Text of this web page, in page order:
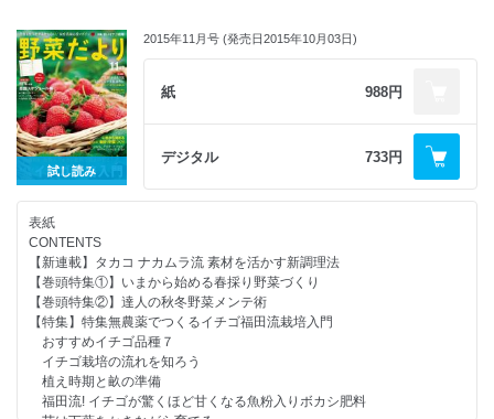
ネキリムシ類
ヨトウムシ類
ウリハムシ
疫病
うどんこ病
つる割れ病
べと病
青枯病
四季の万華鏡
【別冊付録】ガッテン農法流 究極の土づくり講座
【連載】西村和雄さんの畑の食いしん坊教室
【連載】家庭菜園の達人 福田 俊さんに聞いてみた！
保温資材の使いこなしテク
おウチで手軽にスプラウトづくり
はじめてのもみ殻くん炭づくり
【連載】木嶋先生の比べてわかる野菜の“性格”
【連載】工藤夕貴さんのオーガニックライフ
【連載】1平方メートルからはじめる「自然菜園」
わたしの“農LIFE”
みんなの野菜だより
行列のできる 野菜だより相談所
農を「知る」「楽しむ」イベントレポート
イベント＆新刊情報
次号予告／編集後記
野菜よろず瓦版
試してよかった！ 気になるグッズ
【連載】我が家の畑しごと
【連載】ドゥーパ！ 出張連載 菜園ワクワクDIY
四季の万華鏡
試し読み
2015年11月号 (発売日2015年10月03日)
紙 988円
デジタル 733円
表紙
CONTENTS
【新連載】タカコ ナカムラ流 素材を活かす新調理法
【巻頭特集①】いまから始める春採り野菜づくり
【巻頭特集②】達人の秋冬野菜メンテ術
【特集】特集無農薬でつくるイチゴ福田流栽培入門
おすすめイチゴ品種７
イチゴ栽培の流れを知ろう
植え時期と畝の準備
福田流! イチゴが驚くほど甘くなる魚粉入りボカシ肥料